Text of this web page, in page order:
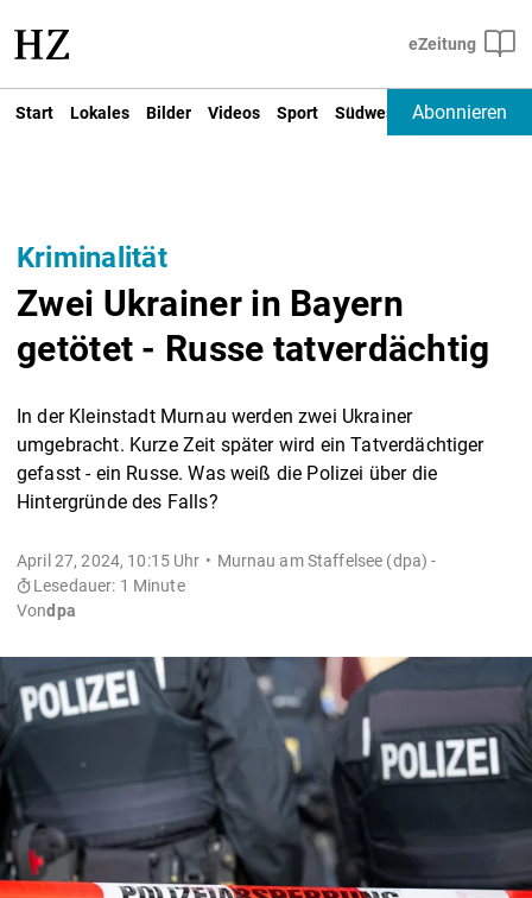
Start Lokales Bilder Videos Sport Südwest Deutschland
Abonnieren
Kriminalität
Zwei Ukrainer in Bayern
getötet - Russe tatverdächtig
In der Kleinstadt Murnau werden zwei Ukrainer
umgebracht. Kurze Zeit später wird ein Tatverdächtiger
gefasst - ein Russe. Was weiß die Polizei über die
Hintergründe des Falls?
April 27, 2024, 10:15 Uhr
Murnau am Staffelsee (dpa) -
Lesedauer: 1 Minute
Vondpa